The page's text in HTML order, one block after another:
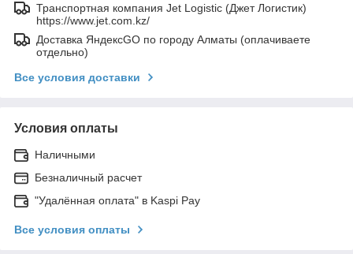
Транспортная компания Jet Logistic (Джет Логистик)
https://www.jet.com.kz/
Доставка ЯндексGO по городу Алматы (оплачиваете
отдельно)
Все условия доставки
Условия оплаты
Наличными
Безналичный расчет
"Удалённая оплата" в Kaspi Pay
Все условия оплаты